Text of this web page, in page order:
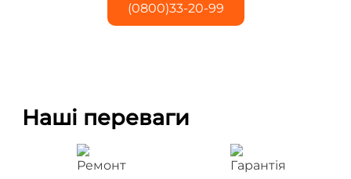
(0800)33-20-99
Наші переваги